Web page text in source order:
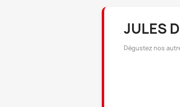
JULES
Dégustez nos